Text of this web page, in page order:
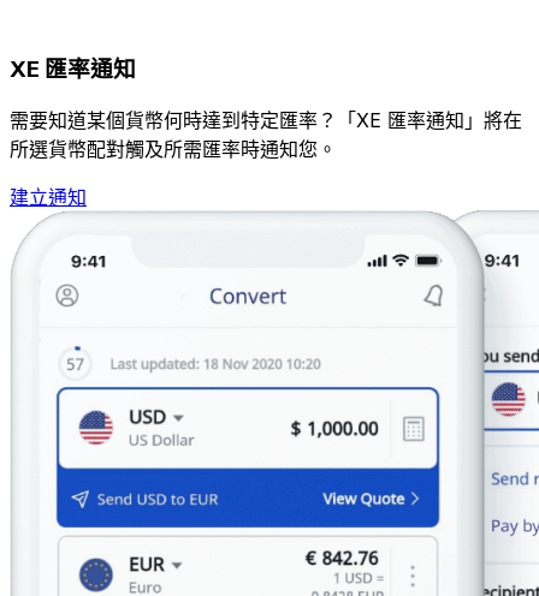
XE 匯率通知
需要知道某個貨幣何時達到特定匯率？「XE 匯率通知」將在
所選貨幣配對觸及所需匯率時通知您。
建立通知